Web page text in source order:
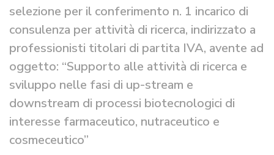
selezione per il conferimento n. 1 incarico di
consulenza per attività di ricerca, indirizzato a
professionisti titolari di partita IVA, avente ad
oggetto: “Supporto alle attività di ricerca e
sviluppo nelle fasi di up-stream e
downstream di processi biotecnologici di
interesse farmaceutico, nutraceutico e
cosmeceutico”